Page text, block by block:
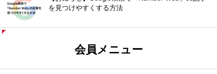
を見つけやすくする方法
会員メニュー